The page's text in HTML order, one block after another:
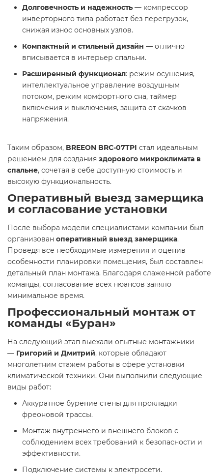
Долговечность и надежность — компрессор
инверторного типа работает без перегрузок,
снижая износ основных узлов.
Компактный и стильный дизайн — отлично
вписывается в интерьер спальни.
Расширенный функционал: режим осушения,
интеллектуальное управление воздушным
потоком, режим комфортного сна, таймер
включения и выключения, защита от скачков
напряжения.
Таким образом, BREEON BRC-07TPI стал идеальным
решением для создания здорового микроклимата в
спальне, сочетая в себе доступную стоимость и
высокую функциональность.
Оперативный выезд замерщика
и согласование установки
После выбора модели специалистами компании был
организован оперативный выезд замерщика.
Проведя все необходимые измерения и оценив
особенности планировки помещения, был составлен
детальный план монтажа. Благодаря слаженной работе
команды, согласование всех нюансов заняло
минимальное время.
Профессиональный монтаж от
команды «Буран»
На следующий этап выехали опытные монтажники
— Григорий и Дмитрий, которые обладают
многолетним стажем работы в сфере установки
климатической техники. Они выполнили следующие
виды работ:
Аккуратное бурение стены для прокладки
фреоновой трассы.
Монтаж внутреннего и внешнего блоков с
соблюдением всех требований к безопасности и
эффективности.
Подключение системы к электросети.